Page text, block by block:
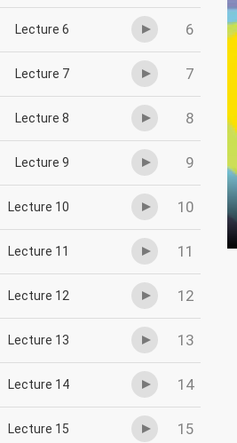
6
Lecture 6
7
Lecture 7
8
Lecture 8
9
Lecture 9
10
Lecture 10
11
Lecture 11
12
Lecture 12
13
Lecture 13
14
Lecture 14
15
Lecture 15